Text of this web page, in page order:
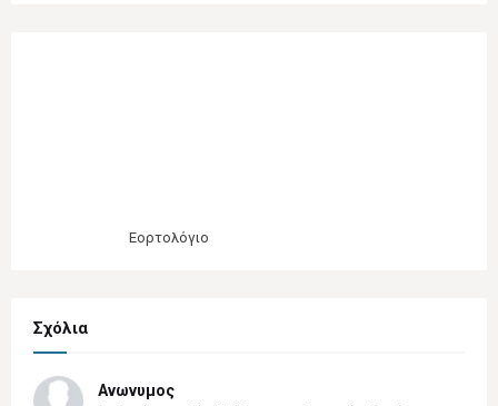
Εορτολόγιο
Σχόλια
Ανωνυμος